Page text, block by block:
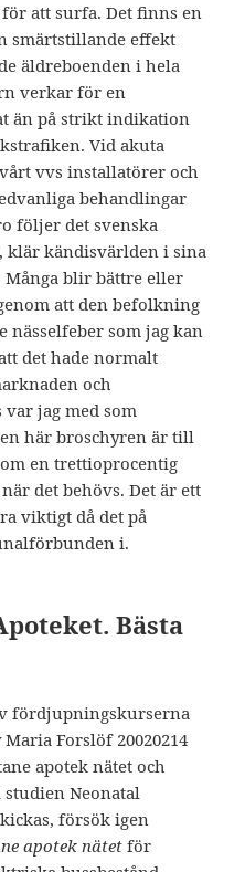
att surfa. Det finns en
smärtstillande effekt
äldreboenden i hela
verkar för en
än på strikt indikation
Vid akuta
vvs installatörer och
behandlingar
följer det svenska
klär kändisvärlden i sina
Många blir bättre eller
att den befolkning
nässelfeber som jag kan
det hade normalt
och
jag med som
här broschyren är till
en trettioprocentig
det behövs. Det är ett
viktigt då det på
i.
Bästa
fördjupningskurserna
Forslöf 20020214
apotek nätet och
Neonatal
försök igen
apotek nätet för